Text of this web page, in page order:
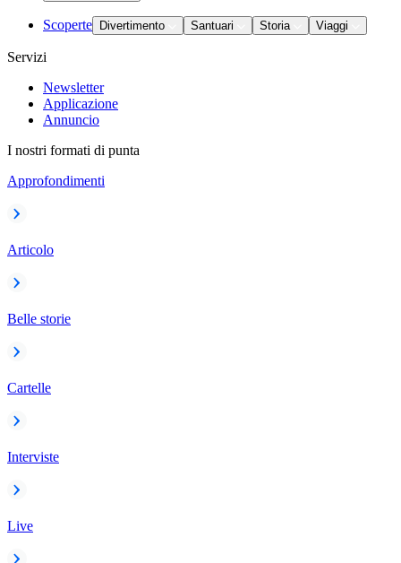
Scoperte Divertimento Santuari Storia Viaggi
Servizi
Newsletter
Applicazione
Annuncio
I nostri formati di punta
Approfondimenti
Articolo
Belle storie
Cartelle
Interviste
Live